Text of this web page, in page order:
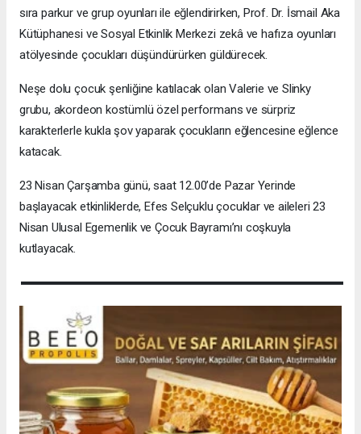
sıra parkur ve grup oyunları ile eğlendirirken, Prof. Dr. İsmail Aka
Kütüphanesi ve Sosyal Etkinlik Merkezi zekâ ve hafıza oyunları
atölyesinde çocukları düşündürürken güldürecek.
Neşe dolu çocuk şenliğine katılacak olan Valerie ve Slinky
grubu, akordeon kostümlü özel performans ve sürpriz
karakterlerle kukla şov yaparak çocukların eğlencesine eğlence
katacak.
23 Nisan Çarşamba günü, saat 12.00’de Pazar Yerinde
başlayacak etkinliklerde, Efes Selçuklu çocuklar ve aileleri 23
Nisan Ulusal Egemenlik ve Çocuk Bayramı’nı coşkuyla
kutlayacak.